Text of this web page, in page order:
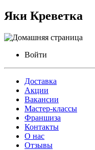
Яки Креветка
Войти
Доставка
Акции
Вакансии
Мастер-классы
Франшиза
Контакты
О нас
Отзывы